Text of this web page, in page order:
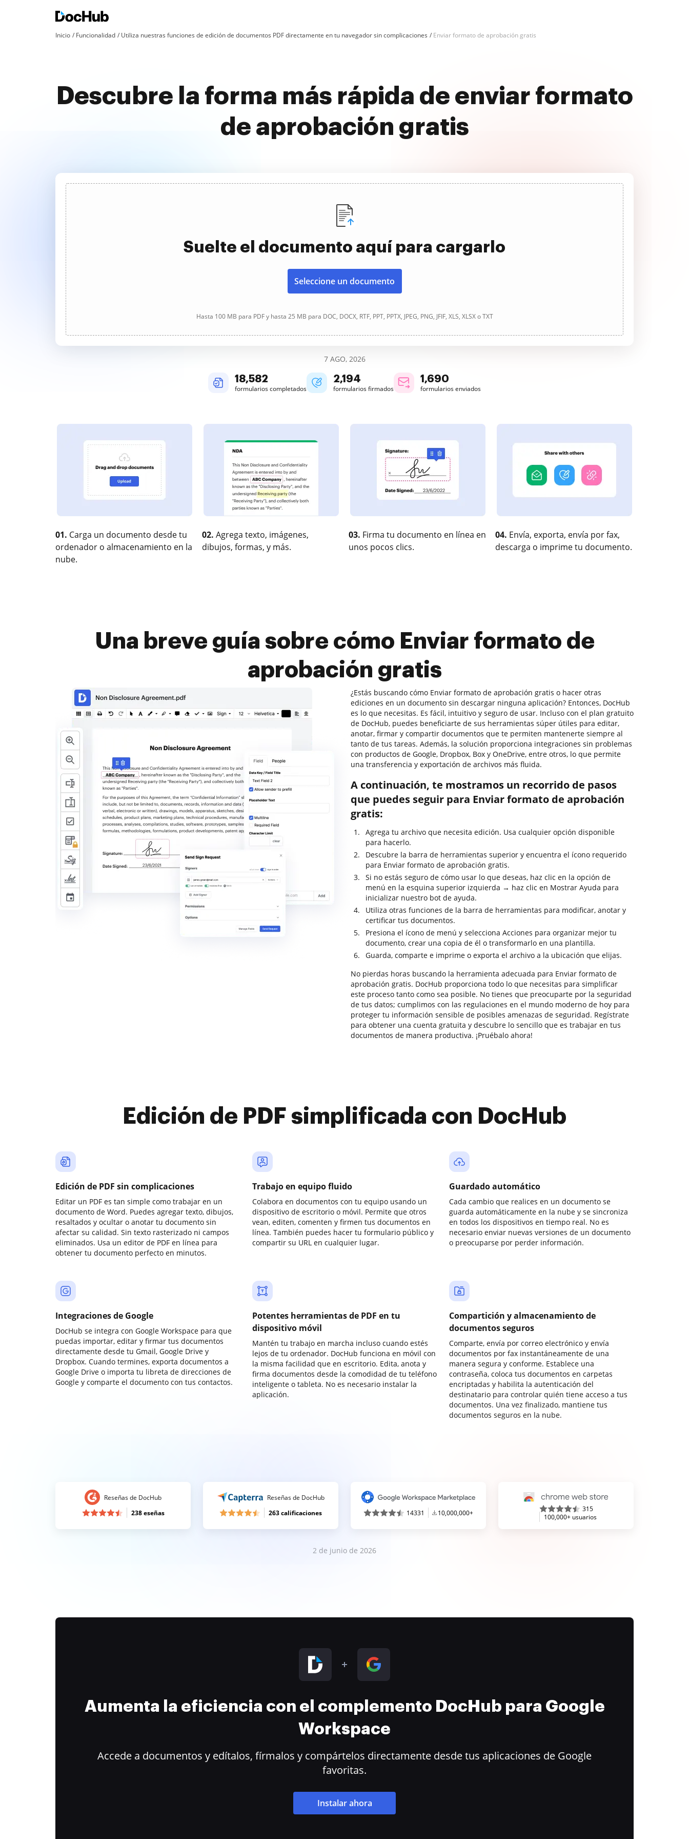
Inicio Funcionalidad Utiliza nuestras funciones de edición de documentos PDF directamente en tu navegador sin complicaciones Enviar formato de aprobación gratis
Descubre la forma más rápida de enviar formato
de aprobación gratis
Suelte el documento aquí para cargarlo
Seleccione un documento
Hasta 100 MB para PDF y hasta 25 MB para DOC, DOCX, RTF, PPT, PPTX, JPEG, PNG, JFIF, XLS, XLSX o TXT
7 AGO, 2026
18,584
formularios completados
2,194
formularios firmados
1,690
formularios enviados
01. Carga un documento desde tu
ordenador o almacenamiento en la
nube.
02. Agrega texto, imágenes,
dibujos, formas, y más.
03. Firma tu documento en línea en
unos pocos clics.
04. Envía, exporta, envía por fax,
descarga o imprime tu documento.
Una breve guía sobre cómo Enviar formato de
aprobación gratis
¿Estás buscando cómo Enviar formato de aprobación gratis o hacer otras
ediciones en un documento sin descargar ninguna aplicación? Entonces, DocHub
es lo que necesitas. Es fácil, intuitivo y seguro de usar. Incluso con el plan gratuito
de DocHub, puedes beneficiarte de sus herramientas súper útiles para editar,
anotar, firmar y compartir documentos que te permiten mantenerte siempre al
tanto de tus tareas. Además, la solución proporciona integraciones sin problemas
con productos de Google, Dropbox, Box y OneDrive, entre otros, lo que permite
una transferencia y exportación de archivos más fluida.
A continuación, te mostramos un recorrido de pasos
que puedes seguir para Enviar formato de aprobación
gratis:
Agrega tu archivo que necesita edición. Usa cualquier opción disponible
para hacerlo.
Descubre la barra de herramientas superior y encuentra el ícono requerido
para Enviar formato de aprobación gratis.
Si no estás seguro de cómo usar lo que deseas, haz clic en la opción de
menú en la esquina superior izquierda → haz clic en Mostrar Ayuda para
inicializar nuestro bot de ayuda.
Utiliza otras funciones de la barra de herramientas para modificar, anotar y
certificar tus documentos.
Presiona el ícono de menú y selecciona Acciones para organizar mejor tu
documento, crear una copia de él o transformarlo en una plantilla.
Guarda, comparte e imprime o exporta el archivo a la ubicación que elijas.
No pierdas horas buscando la herramienta adecuada para Enviar formato de
aprobación gratis. DocHub proporciona todo lo que necesitas para simplificar
este proceso tanto como sea posible. No tienes que preocuparte por la seguridad
de tus datos; cumplimos con las regulaciones en el mundo moderno de hoy para
proteger tu información sensible de posibles amenazas de seguridad. Regístrate
para obtener una cuenta gratuita y descubre lo sencillo que es trabajar en tus
documentos de manera productiva. ¡Pruébalo ahora!
Edición de PDF simplificada con DocHub
Edición de PDF sin complicaciones
Editar un PDF es tan simple como trabajar en un
documento de Word. Puedes agregar texto, dibujos,
resaltados y ocultar o anotar tu documento sin
afectar su calidad. Sin texto rasterizado ni campos
eliminados. Usa un editor de PDF en línea para
obtener tu documento perfecto en minutos.
Trabajo en equipo fluido
Colabora en documentos con tu equipo usando un
dispositivo de escritorio o móvil. Permite que otros
vean, editen, comenten y firmen tus documentos en
línea. También puedes hacer tu formulario público y
compartir su URL en cualquier lugar.
Guardado automático
Cada cambio que realices en un documento se
guarda automáticamente en la nube y se sincroniza
en todos los dispositivos en tiempo real. No es
necesario enviar nuevas versiones de un documento
o preocuparse por perder información.
Integraciones de Google
DocHub se integra con Google Workspace para que
puedas importar, editar y firmar tus documentos
directamente desde tu Gmail, Google Drive y
Dropbox. Cuando termines, exporta documentos a
Google Drive o importa tu libreta de direcciones de
Google y comparte el documento con tus contactos.
Potentes herramientas de PDF en tu
dispositivo móvil
Mantén tu trabajo en marcha incluso cuando estés
lejos de tu ordenador. DocHub funciona en móvil con
la misma facilidad que en escritorio. Edita, anota y
firma documentos desde la comodidad de tu teléfono
inteligente o tableta. No es necesario instalar la
aplicación.
Compartición y almacenamiento de
documentos seguros
Comparte, envía por correo electrónico y envía
documentos por fax instantáneamente de una
manera segura y conforme. Establece una
contraseña, coloca tus documentos en carpetas
encriptadas y habilita la autenticación del
destinatario para controlar quién tiene acceso a tus
documentos. Una vez finalizado, mantiene tus
documentos seguros en la nube.
Reseñas de DocHub
238 eseñas
Reseñas de DocHub
263 calificaciones
14331 10,000,000+
315
100,000+ usuarios
2 de junio de 2026
Aumenta la eficiencia con el complemento DocHub para Google
Workspace
Accede a documentos y edítalos, fírmalos y compártelos directamente desde tus aplicaciones de Google
favoritas.
Instalar ahora